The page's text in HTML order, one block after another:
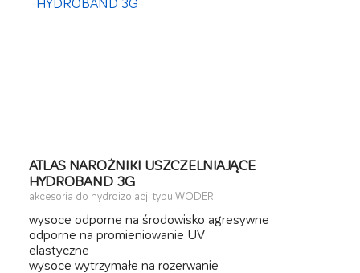
ATLAS NAROŻNIKI USZCZELNIAJĄCE
HYDROBAND 3G
akcesoria do hydroizolacji typu WODER
wysoce odporne na środowisko agresywne
odporne na promieniowanie UV
elastyczne
wysoce wytrzymałe na rozerwanie